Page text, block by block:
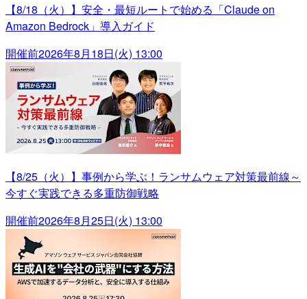
【8/18（火）】安全・最短ルートで始める「Claude on
Amazon Bedrock」導入ガイド
開催前2026年8月18日(火) 13:00
【8/25（火）】事例から学ぶ！ランサムウェア対策最前線～
今すぐ実践できる多重防御戦略
開催前2026年8月25日(火) 13:00